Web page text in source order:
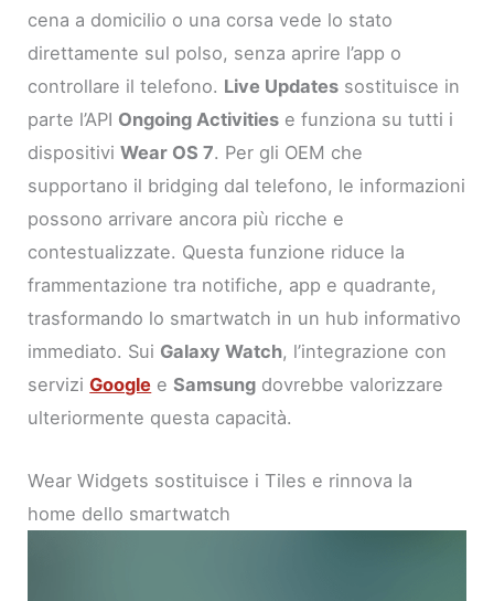
cena a domicilio o una corsa vede lo stato
direttamente sul polso, senza aprire l’app o
controllare il telefono. Live Updates sostituisce in
parte l’API Ongoing Activities e funziona su tutti i
dispositiviWear OS 7. Per gli OEM che
supportano il bridging dal telefono, le informazioni
possono arrivare ancora più ricche e
contestualizzate. Questa funzione riduce la
frammentazione tra notifiche, app e quadrante,
trasformando lo smartwatch in un hub informativo
immediato. Sui Galaxy Watch, l’integrazione con
serviziGoogle eSamsung dovrebbe valorizzare
ulteriormente questa capacità.
Wear Widgets sostituisce i Tiles e rinnova la
home dello smartwatch